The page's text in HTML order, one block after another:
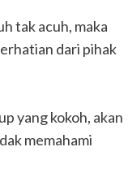
tak acuh, maka
dari pihak
yang kokoh, akan
memahami